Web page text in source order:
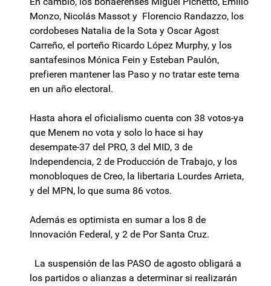
Monzo, Nicolás Massot y Florencio Randazzo, los
cordobeses Natalia de la Sota y Oscar Agost
Carreño, el porteño Ricardo López Murphy, y los
santafesinos Mónica Fein y Esteban Paulón,
prefieren mantener las Paso y no tratar este tema
en un año electoral.
Hasta ahora el oficialismo cuenta con 38 votos-ya
que Menem no vota y solo lo hace si hay
desempate-37 del PRO, 3 del MID, 3 de
Independencia, 2 de Producción de Trabajo, y los
monobloques de Creo, la libertaria Lourdes Arrieta,
y del MPN, lo que suma 86 votos.
Además es optimista en sumar a los 8 de
Innovación Federal, y 2 de Por Santa Cruz.
La suspensión de las PASO de agosto obligará a
los partidos o alianzas a determinar si realizarán